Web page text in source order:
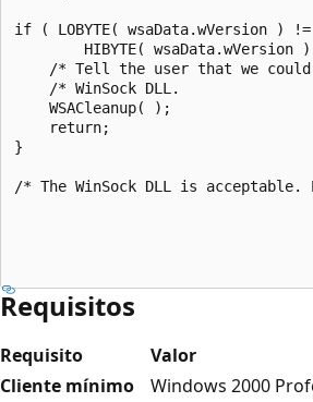
if ( LOBYTE( wsaData.wVersion )
HIBYTE( wsaData.wVersion
/* Tell the user that we
/* WinSock DLL.
    WSACleanup( );
    return;
}
/* The WinSock DLL is acceptable.
Requisitos
Requisito
Valor
Cliente mínimo
Windows 2000